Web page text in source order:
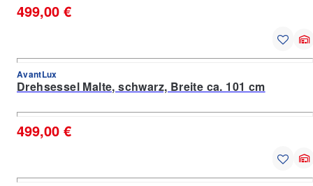
499,00 €
AvantLux
Drehsessel Malte, schwarz, Breite ca. 101 cm
499,00 €